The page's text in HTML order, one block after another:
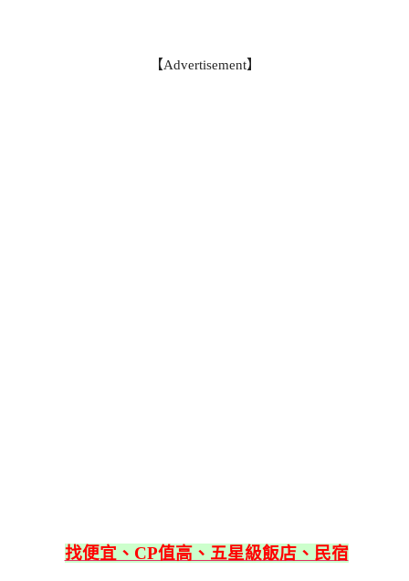
【Advertisement】
找便宜、CP值高、五星級飯店、民宿